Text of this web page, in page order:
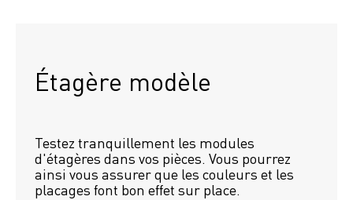
Étagère modèle
Testez tranquillement les modules
d'étagères dans vos pièces. Vous pourrez
ainsi vous assurer que les couleurs et les
placages font bon effet sur place.